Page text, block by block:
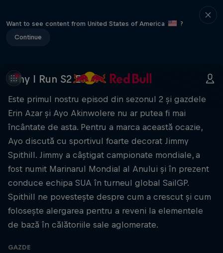
Want to see content from United States of America
?
Continue
Why I Run S2 E1
Este primul nostru episod din sezonul 2 și gazdele
Erin Azar și Ayo Akinwolere nu ar putea fi mai
încântate de asta. Pentru a marca această ocazie,
Ayo discută cu sportivul foarte decorat Jimmy
Spithill. Jimmy a câștigat campionate mondiale, a
fost numit Marinarul Mondial al Anului și în prezent
conduce echipa SUA în turneul global SailGP.
Spithill ne povestește despre cum a crescut și cum
folosește alergarea pentru a reveni la elementele
de bază în călătoriile sale aglomerate.
GAZDE